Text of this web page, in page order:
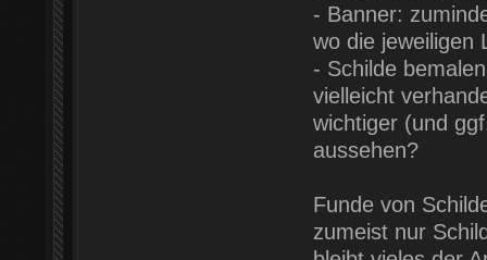
- Banner:
wo die jeweiligen
- Schilde
vielleicht
wichtiger (und
aussehen?
Funde von
zumeist nur